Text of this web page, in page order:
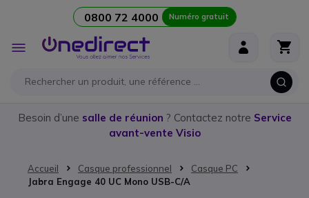
0800 72 4000 Numéro gratuit
Affichage
navigation
Besoin d’une salle de réunion ? Contactez notre Service
avant-vente Visio
Accueil Casque professionnel
Casque PC
Jabra Engage 40 UC Mono USB-C/A